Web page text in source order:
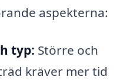
aspekterna:
typ: Större och
kräver mer tid